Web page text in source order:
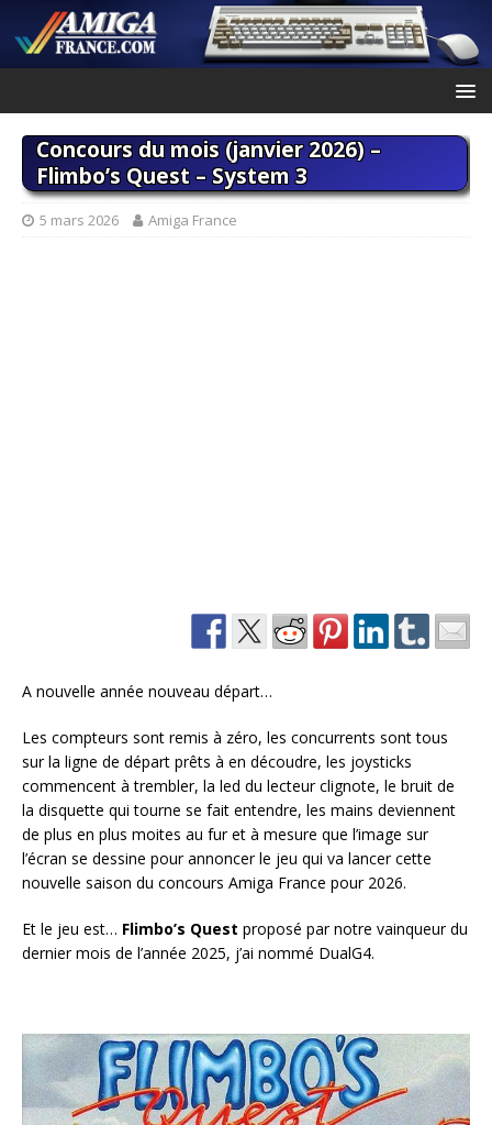
Concours du mois (janvier 2026) –
Flimbo’s Quest – System 3
5 mars 2026 Amiga France
A nouvelle année nouveau départ…
Les compteurs sont remis à zéro, les concurrents sont tous
sur la ligne de départ prêts à en découdre, les joysticks
commencent à trembler, la led du lecteur clignote, le bruit de
la disquette qui tourne se fait entendre, les mains deviennent
de plus en plus moites au fur et à mesure que l’image sur
l’écran se dessine pour annoncer le jeu qui va lancer cette
nouvelle saison du concours Amiga France pour 2026.
Et le jeu est… Flimbo’s Quest proposé par notre vainqueur du
dernier mois de l’année 2025, j’ai nommé DualG4.